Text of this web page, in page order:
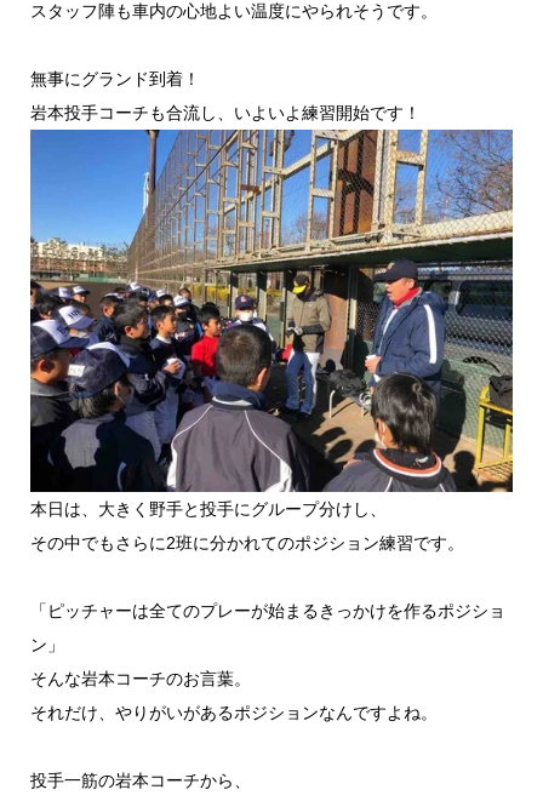
スタッフ陣も車内の心地よい温度にやられそうです。
無事にグランド到着！
岩本投手コーチも合流し、いよいよ練習開始です！
本日は、大きく野手と投手にグループ分けし、
その中でもさらに2班に分かれてのポジション練習です。
「ピッチャーは全てのプレーが始まるきっかけを作るポジショ
ン」
そんな岩本コーチのお言葉。
それだけ、やりがいがあるポジションなんですよね。
投手一筋の岩本コーチから、